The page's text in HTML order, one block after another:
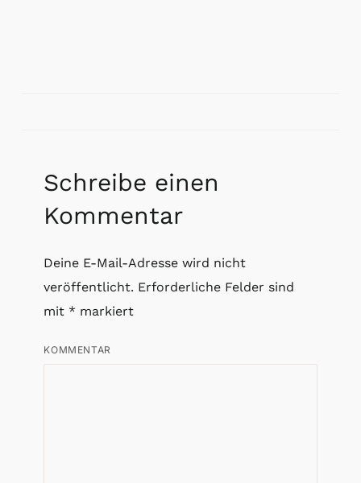
Schreibe einen
Kommentar
Deine E-Mail-Adresse wird nicht
veröffentlicht. Erforderliche Felder sind
mit * markiert
KOMMENTAR